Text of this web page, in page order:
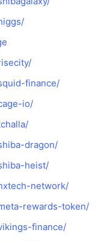
finance/
io/
dragon/
heist/
network/
rewards-token/
finance/